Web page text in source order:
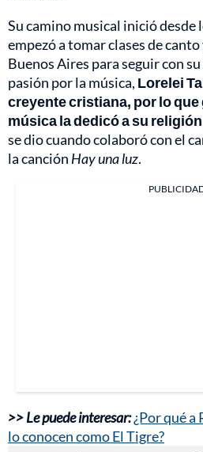
Su camino musical inició desde
empezó a tomar clases de canto
Buenos Aires para seguir con
pasión por la música, Lorelei
creyente cristiana, por lo que
música la dedicó a su
se dio cuando colaboró con el
la canción Hay una luz.
>> Le puede interesar:¿Por qué a
lo conocen como El Tigre?